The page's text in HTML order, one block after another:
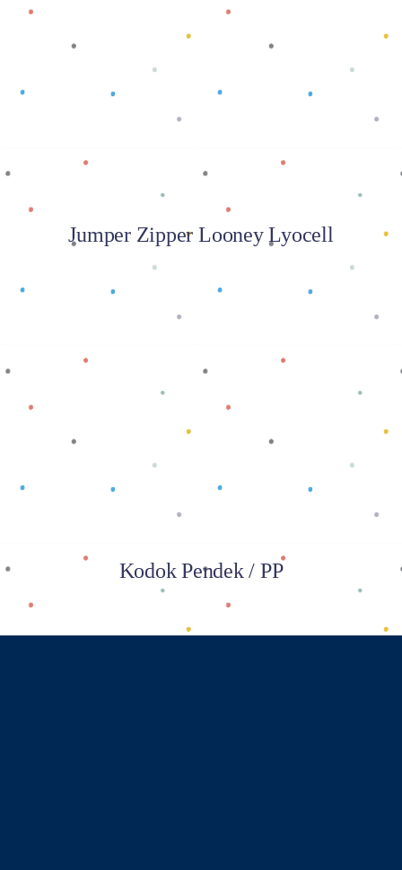
Baca selengkapnya
Jumper Zipper Looney Lyocell
Baca selengkapnya
Kodok Pendek / PP